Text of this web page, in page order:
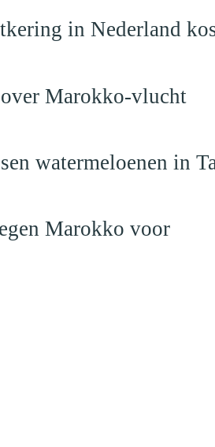
in Nederland
Marokko-vlucht
watermeloenen in
Marokko voor